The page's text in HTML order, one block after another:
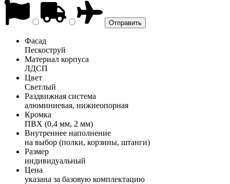
Фасад
Пескоструй
Материал корпуса
ЛДСП
Цвет
Светлый
Раздвижная система
алюминиевая, нижнеопорная
Кромка
ПВХ (0,4 мм, 2 мм)
Внутреннее наполнение
на выбор (полки, корзины, штанги)
Размер
индивидуальный
Цена
указана за базовую комплектацию